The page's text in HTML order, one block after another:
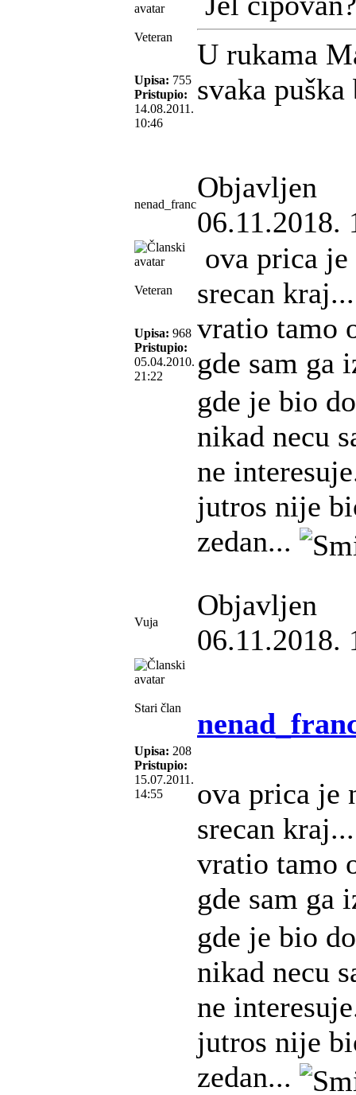
Veteran
Upisa: 755
Pristupio:
14.08.2011.
10:46
U rukama
svaka
nenad_franc
Objavljen
06.11.2018.
Veteran
Upisa: 968
Pristupio:
05.04.2010.
21:22
ova prica
srecan
vratio tamo
gde sam ga
gde je bio
nikad necu
ne
jutros nije
zedan...
Vuja
Objavljen
06.11.2018.
Stari član
Upisa: 208
Pristupio:
15.07.2011.
14:55
ova prica je
srecan
vratio tamo
gde sam ga
gde je bio
nikad necu
ne
jutros nije
zedan...